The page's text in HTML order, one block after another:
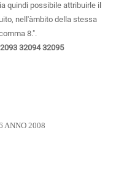
quindi possibile attribuirle il
nell'àmbito della stessa
8.".
32094 32095
ANNO 2008